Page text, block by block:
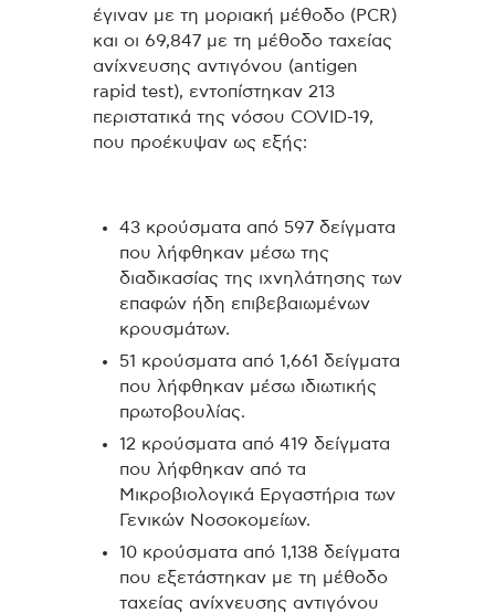
έγιναν με τη μοριακή μέθοδο (PCR)
και οι 69,847 με τη μέθοδο ταχείας
ανίχνευσης αντιγόνου (antigen
rapid test), εντοπίστηκαν 213
περιστατικά της νόσου COVID-19,
που προέκυψαν ως εξής:
43 κρούσματα από 597 δείγματα
που λήφθηκαν μέσω της
διαδικασίας της ιχνηλάτησης των
επαφών ήδη επιβεβαιωμένων
κρουσμάτων.
51 κρούσματα από 1,661 δείγματα
που λήφθηκαν μέσω ιδιωτικής
πρωτοβουλίας.
12 κρούσματα από 419 δείγματα
που λήφθηκαν από τα
Μικροβιολογικά Εργαστήρια των
Γενικών Νοσοκομείων.
10 κρούσματα από 1,138 δείγματα
που εξετάστηκαν με τη μέθοδο
ταχείας ανίχνευσης αντιγόνου